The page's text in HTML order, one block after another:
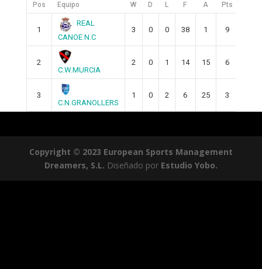
Pos Equipo W D L F A Pts
1
REAL
CANOE N.C
3 0 0 38 1 9
2
C.W.MURCIA
2 0 1 14 15 6
3
C.N.GRANOLLERS
1 0 2 6 25 3
Copyright © 2023 European Sports Management
Dreamers, S.L. Diseñado por Estudio Yobo.